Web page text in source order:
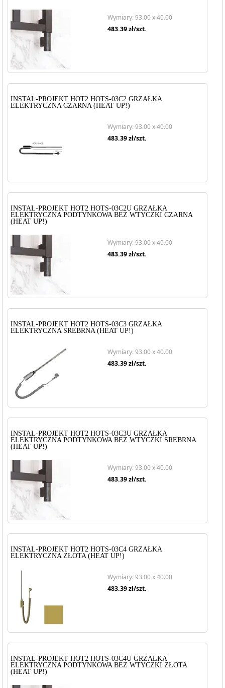
Wymiary: 93.00 x 40.00
483.39zł/szt.
INSTAL-PROJEKT HOT2 HOTS-03C2 GRZAŁKA
ELEKTRYCZNA CZARNA (HEAT UP!)
Wymiary: 93.00 x 40.00
483.39zł/szt.
INSTAL-PROJEKT HOT2 HOTS-03C2U GRZAŁKA
ELEKTRYCZNA PODTYNKOWA BEZ WTYCZKI CZARNA
(HEAT UP!)
Wymiary: 93.00 x 40.00
483.39zł/szt.
INSTAL-PROJEKT HOT2 HOTS-03C3 GRZAŁKA
ELEKTRYCZNA SREBRNA (HEAT UP!)
Wymiary: 93.00 x 40.00
483.39zł/szt.
INSTAL-PROJEKT HOT2 HOTS-03C3U GRZAŁKA
ELEKTRYCZNA PODTYNKOWA BEZ WTYCZKI SREBRNA
(HEAT UP!)
Wymiary: 93.00 x 40.00
483.39zł/szt.
INSTAL-PROJEKT HOT2 HOTS-03C4 GRZAŁKA
ELEKTRYCZNA ZŁOTA (HEAT UP!)
Wymiary: 93.00 x 40.00
483.39zł/szt.
INSTAL-PROJEKT HOT2 HOTS-03C4U GRZAŁKA
ELEKTRYCZNA PODTYNKOWA BEZ WTYCZKI ZŁOTA
(HEAT UP!)